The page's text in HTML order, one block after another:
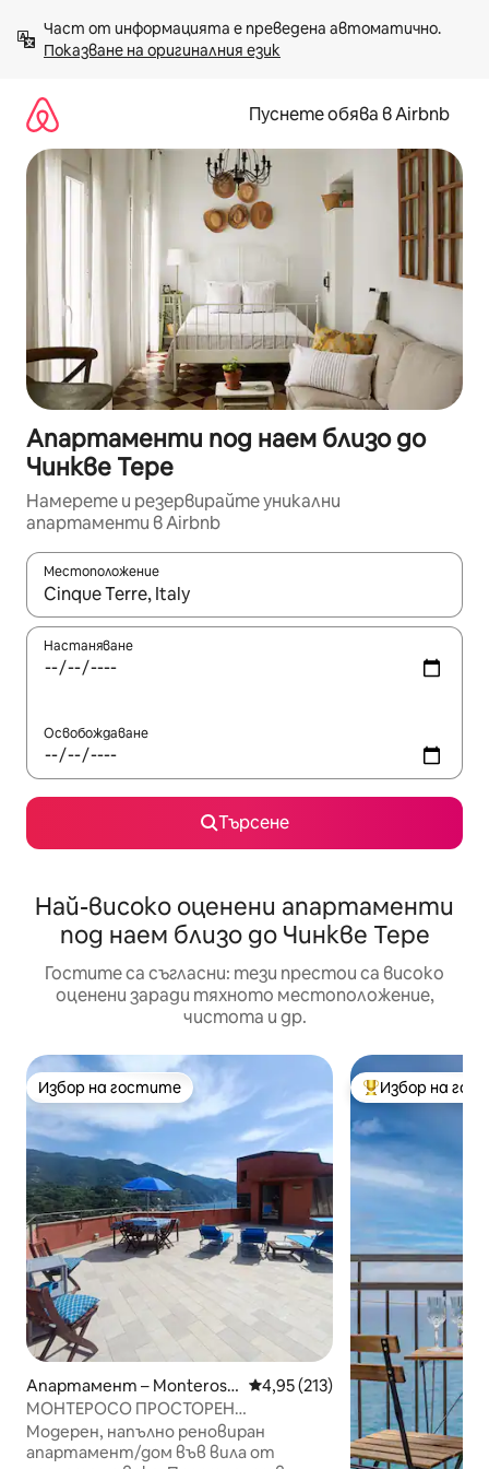
към
съдържанието
Показване на оригиналния език
Пуснете обява в Airbnb
Апартаменти под наем близо до
Чинкве Тере
Намерете и резервирайте уникални
апартаменти в Airbnb
Местоположение
Когато резултатите се покажат, използвайте
Настаняване
Освобождаване
Търсене
Най-високо оценени апартаменти
под наем близо до Чинкве Тере
Гостите са съгласни: тези престои са високо
оценени заради тяхното местоположение,
чистота и др.
Избор на гостите
Избор на гостите
Апартамент – Monteross
o al Mare
Средна оценка: 4,95 от 5,
4,95 (213)
МОНТЕРОСО ПРОСТОРЕН
АПАРТАМЕНТ/ДОМ С ИЗГЛЕД КЪМ
МОРЕТО
Модерен, напълно реновиран
апартамент/дом във вила от
Най-популярен
Избор на